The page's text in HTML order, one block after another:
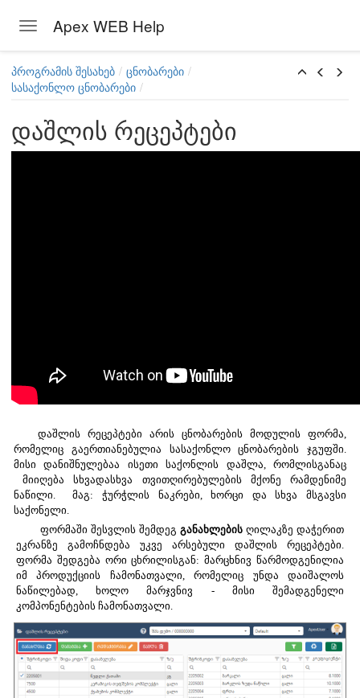
Toggle navigation
Apex WEB Help
პროგრამის შესახებ
ცნობარები
სასაქონლო ცნობარები
დაშლის რეცეპტები
დაშლის რეცეპტები
არის ცნობარების მოდულის ფორმა,
რომელიც გაერთიანებულია სასაქონლო ცნობარების ჯგუფში.
მისი დანიშნულებაა ისეთი საქონლის დაშლა, რომლისგანაც
მიიღება სხვადასხვა თვითღირებულების მქონე რამდენიმე
ნაწილი. მაგ: ჭურჭლის ნაკრები, ხორცი და სხვა მსგავსი
საქონელი.
ფორმაში შესვლის შემდეგ განახლების ღილაკზე დაჭერით
ეკრანზე გამოჩნდება უკვე არსებული დაშლის რეცეპტები.
ფორმა შედგება ორი ცხრილისგან: მარცხნივ წარმოდგენილია
იმ პროდუქციის ჩამონათვალი, რომელიც უნდა დაიშალოს
ნაწილებად, ხოლო მარჯვნივ - მისი შემადგენელი
კომპონენტების ჩამონათვალი.